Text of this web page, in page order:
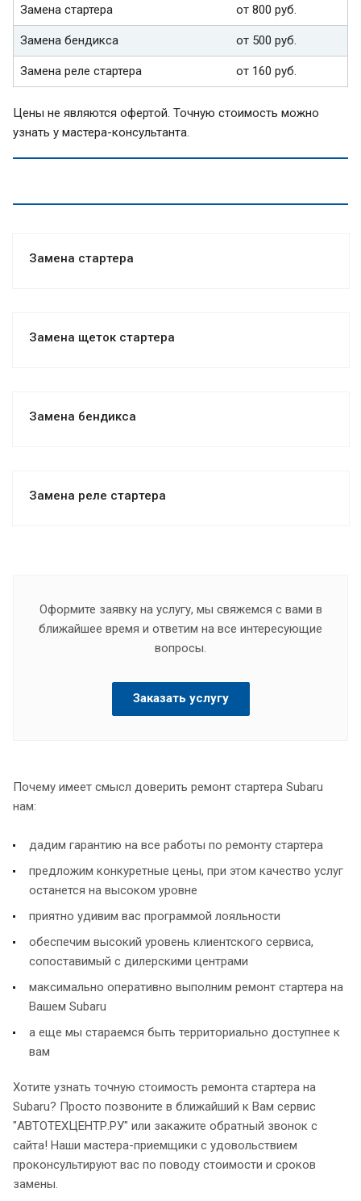
Замена стартера от 800 руб.
Замена бендикса от 500 руб.
Замена реле стартера от 160 руб.
Цены не являются офертой. Точную стоимость можно
узнать у мастера-консультанта.
Замена стартера
Замена щеток стартера
Замена бендикса
Замена реле стартера
Оформите заявку на услугу, мы свяжемся с вами в
ближайшее время и ответим на все интересующие
вопросы.
Заказать услугу
Почему имеет смысл доверить ремонт стартера Subaru
нам:
дадим гарантию на все работы по ремонту стартера
предложим конкуретные цены, при этом качество услуг
останется на высоком уровне
приятно удивим вас программой лояльности
обеспечим высокий уровень клиентского сервиса,
сопоставимый с дилерскими центрами
максимально оперативно выполним ремонт стартера на
Вашем Subaru
а еще мы стараемся быть территориально доступнее к
вам
Хотите узнать точную стоимость ремонта стартера на
Subaru? Просто позвоните в ближайший к Вам сервис
"АВТОТЕХЦЕНТР.РУ" или закажите обратный звонок с
сайта! Наши мастера-приемщики с удовольствием
проконсультируют вас по поводу стоимости и сроков
замены.